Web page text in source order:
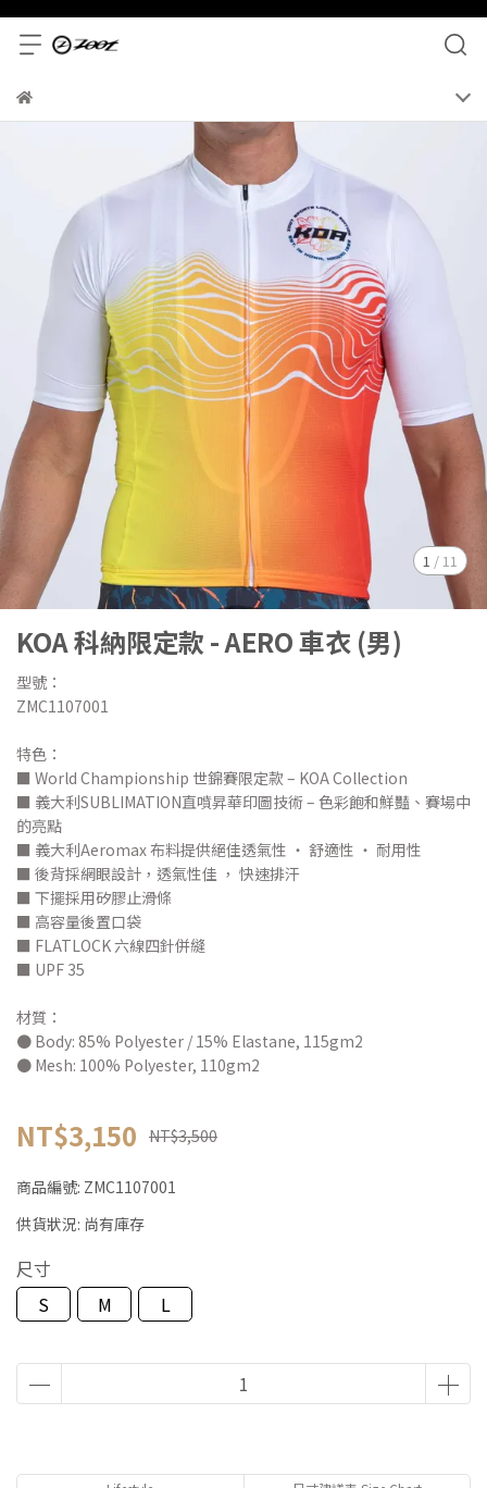
1 / 11
KOA 科納限定款 - AERO 車衣 (男)
型號：
ZMC1107001
特色：
■ World Championship 世錦賽限定款 – KOA Collection
■ 義大利SUBLIMATION直噴昇華印圖技術 – 色彩飽和鮮豔、賽場中
的亮點
■ 義大利Aeromax 布料提供絕佳透氣性 ‧ 舒適性 ‧ 耐用性
■ 後背採網眼設計，透氣性佳 ， 快速排汗
■ 下擺採用矽膠止滑條
■ 高容量後置口袋
■ FLATLOCK 六線四針併縫
■ UPF 35
材質：
● Body: 85% Polyester / 15% Elastane, 115gm2
● Mesh: 100% Polyester, 110gm2
NT$3,150 NT$3,500
商品編號: ZMC1107001
供貨狀況: 尚有庫存
尺寸
S
M L